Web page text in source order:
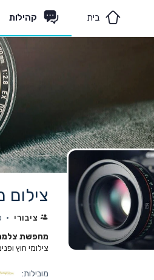
בית קהילות
הצוות
צילום
ציבורי
מחפשת
צילומי חוץ
מובילות: